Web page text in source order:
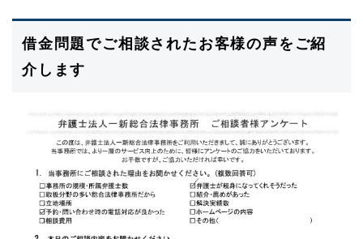
借金問題でご相談されたお客様の声をご紹
介します